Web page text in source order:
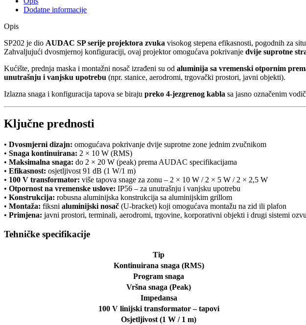
količina
Dodatne informacije
Opis
SP202 je dio AUDAC SP serije projektora zvuka visokog stepena efikasnosti, pogodnih za
Zahvaljujući dvosmjernoj konfiguraciji, ovaj projektor omogućava pokrivanje dvije suprotne
Kućište, prednja maska i montažni nosač izrađeni su od aluminija sa vremenski otpornim
unutrašnju i vanjsku upotrebu (npr. stanice, aerodromi, trgovački prostori, javni objekti).
Izlazna snaga i konfiguracija tapova se biraju preko 4-jezgrenog kabla sa jasno označenim
Ključne prednosti
• Dvosmjerni dizajn: omogućava pokrivanje dvije suprotne zone jednim zvučnikom
• Snaga kontinuirana: 2 × 10 W (RMS)
• Maksimalna snaga: do 2 × 20 W (peak) prema AUDAC specifikacijama
• Efikasnost: osjetljivost 91 dB (1 W/1 m)
• 100 V transformator: više tapova snage za zonu – 2 × 10 W / 2 × 5 W / 2 × 2,5 W
• Otpornost na vremenske uslove: IP56 – za unutrašnju i vanjsku upotrebu
• Konstrukcija: robusna aluminijska konstrukcija sa aluminijskim grillom
• Montaža: fiksni aluminijski nosač (U-bracket) koji omogućava montažu na zid ili plafon
• Primjena: javni prostori, terminali, aerodromi, trgovine, korporativni objekti i drugi sistemi
Tehničke specifikacije
Tip
Kontinuirana snaga (RMS)
Program snaga
Vršna snaga (Peak)
Impedansa
100 V linijski transformator – tapovi
Osjetljivost (1 W / 1 m)